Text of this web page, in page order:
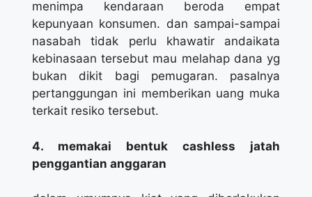
menimpa kendaraan beroda empat
kepunyaan konsumen. dan sampai-sampai
nasabah tidak perlu khawatir andaikata
kebinasaan tersebut mau melahap dana yg
bukan dikit bagi pemugaran. pasalnya
pertanggungan ini memberikan uang muka
terkait resiko tersebut.
4. memakai bentuk cashless jatah
penggantian anggaran